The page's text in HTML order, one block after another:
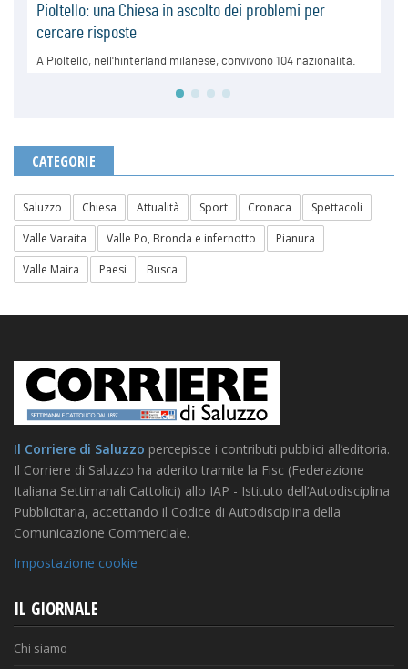
CATEGORIE
Saluzzo Chiesa Attualità Sport Cronaca
Spettacoli
Valle Varaita
Valle Po, Bronda e infernotto
Pianura
Valle Maira
Paesi Busca
Il Corriere di Saluzzo percepisce i contributi pubblici all’editoria.
Il Corriere di Saluzzo ha aderito tramite la Fisc (Federazione
Italiana Settimanali Cattolici) allo IAP - Istituto dell’Autodisciplina
Pubblicitaria, accettando il Codice di Autodisciplina della
Comunicazione Commerciale.
Impostazione cookie
IL GIORNALE
Chi siamo